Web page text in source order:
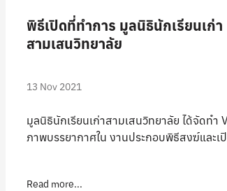
พิธีเปิดที่ทำการ มูลนิธินักเรียนเก่า
สามเสนวิทยาลัย
13 Nov 2021
มูลนิธินักเรียนเก่าสามเสนวิทยาลัย ได้จัดทำ
ภาพบรรยากาศใน งานประกอบพิธีสงฆ์และเ
Read more...